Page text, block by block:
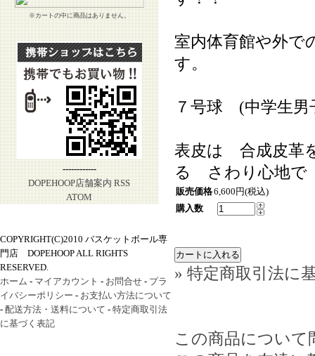
※カートの中に商品はありません。
------------
DOPEHOOP店舗案内 RSS
ATOM
室内体育館や外
す。
７号球 (中学生男
表皮は 合成皮
る さわり心地で
販売価格6,600円(税込)
購入数
» 特定商取引法に
この商品について
COPYRIGHT(C)2010 バスケットボール専
門店 DOPEHOOP ALL RIGHTS
RESERVED.
ホーム - マイアカウント - お問合せ - プラ
イバシーポリシー - お支払い方法について
- 配送方法・送料について - 特定商取引法
に基づく表記